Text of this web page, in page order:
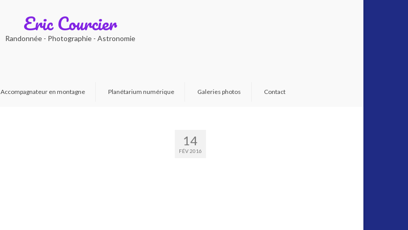
Eric Courcier
Randonnée - Photographie - Astronomie
Accompagnateur en montagne Planétarium numérique Galeries photos Contact
14
FÉV 2016